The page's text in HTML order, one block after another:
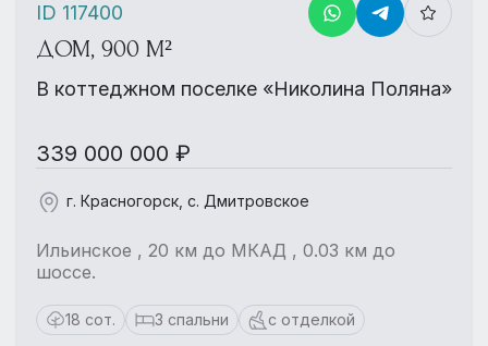
ДОМ, 900 М²
В коттеджном поселке «Николина Поляна»
339 000 000 ₽
г. Красногорск, с. Дмитровское
Ильинское , 20 км до МКАД , 0.03 км до
шоссе.
18 сот. 3 спальни с отделкой
ID 117400